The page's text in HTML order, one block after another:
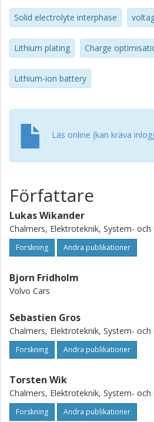
theoretical additional 6% of total
charged for a fresh cell and 4% for
Furthermore, with low enough
safe for five to ten seconds after
voltage limit depending on cell age.
city bus drive cycle, use of plating
14% of traction energy.
Solid electrolyte interphase
Lithium plating Charge
Lithium-ion battery
Läs online (kan kräva
Författare
Lukas Wikander
Chalmers, Elektroteknik, System- och
Forskning Andra publikationer
Bjorn Fridholm
Volvo Cars
Sebastien Gros
Chalmers, Elektroteknik, System- och
Forskning Andra publikationer
Torsten Wik
Chalmers, Elektroteknik, System- och
Forskning Andra publikationer